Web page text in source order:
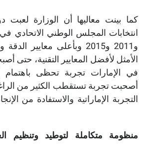
كما بينت معاليها أن الوزارة لعبت
و2011 و2015 وبأعلى معايير
الأمثل لأفضل المعايير التقنية، حتى
في الإمارات تجربة تحظى باهتمام
أصحبت تجربة تستقطب الكثير من
التجربة الإماراتية والاستفادة من
منظومة متكاملة لتوطيد وتنظيم